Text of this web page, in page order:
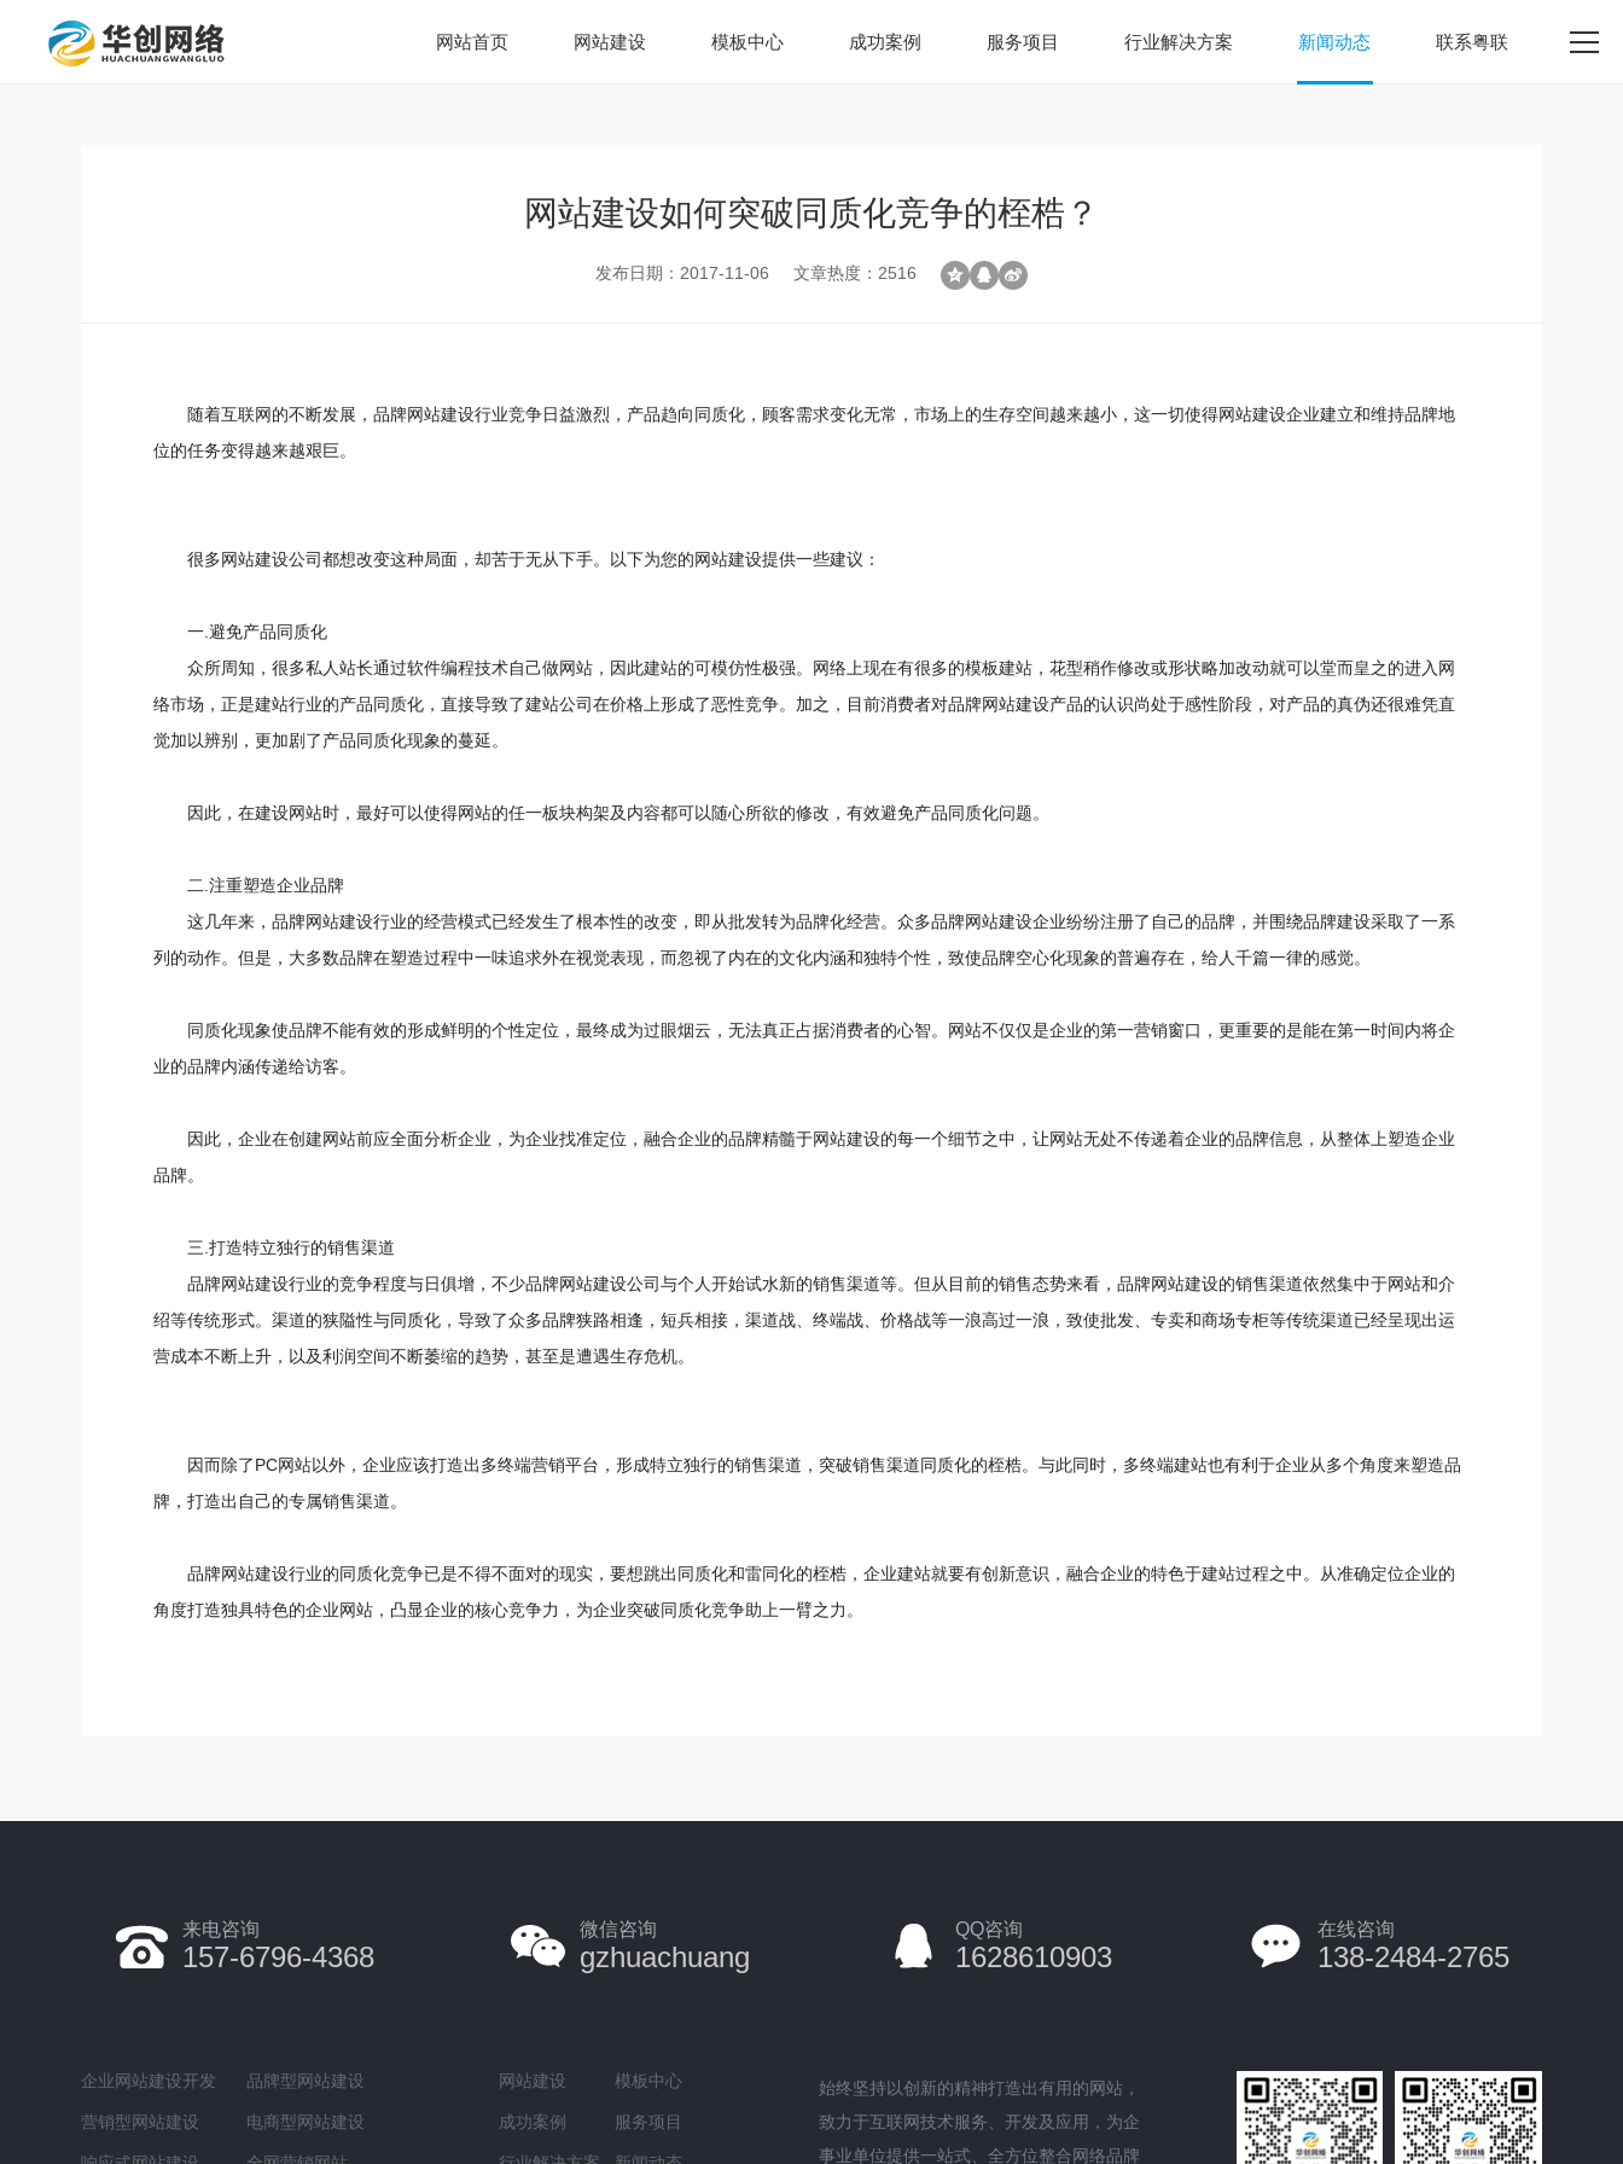
网站首页 网站建设 模板中心 成功案例 服务项目 行业解决方案 新闻动态 联系粤联
网站建设如何突破同质化竞争的桎梏？
发布日期：2017-11-06 文章热度：2516
随着互联网的不断发展，品牌网站建设行业竞争日益激烈，产品趋向同质化，顾客需求变化无常，市场上的生存空间越来越小，这一切使得网站建设企业建立和维持品牌地
位的任务变得越来越艰巨。
很多网站建设公司都想改变这种局面，却苦于无从下手。以下为您的网站建设提供一些建议：
一.避免产品同质化
众所周知，很多私人站长通过软件编程技术自己做网站，因此建站的可模仿性极强。网络上现在有很多的模板建站，花型稍作修改或形状略加改动就可以堂而皇之的进入网
络市场，正是建站行业的产品同质化，直接导致了建站公司在价格上形成了恶性竞争。加之，目前消费者对品牌网站建设产品的认识尚处于感性阶段，对产品的真伪还很难凭直
觉加以辨别，更加剧了产品同质化现象的蔓延。
因此，在建设网站时，最好可以使得网站的任一板块构架及内容都可以随心所欲的修改，有效避免产品同质化问题。
二.注重塑造企业品牌
这几年来，品牌网站建设行业的经营模式已经发生了根本性的改变，即从批发转为品牌化经营。众多品牌网站建设企业纷纷注册了自己的品牌，并围绕品牌建设采取了一系
列的动作。但是，大多数品牌在塑造过程中一味追求外在视觉表现，而忽视了内在的文化内涵和独特个性，致使品牌空心化现象的普遍存在，给人千篇一律的感觉。
同质化现象使品牌不能有效的形成鲜明的个性定位，最终成为过眼烟云，无法真正占据消费者的心智。网站不仅仅是企业的第一营销窗口，更重要的是能在第一时间内将企
业的品牌内涵传递给访客。
因此，企业在创建网站前应全面分析企业，为企业找准定位，融合企业的品牌精髓于网站建设的每一个细节之中，让网站无处不传递着企业的品牌信息，从整体上塑造企业
品牌。
三.打造特立独行的销售渠道
品牌网站建设行业的竞争程度与日俱增，不少品牌网站建设公司与个人开始试水新的销售渠道等。但从目前的销售态势来看，品牌网站建设的销售渠道依然集中于网站和介
绍等传统形式。渠道的狭隘性与同质化，导致了众多品牌狭路相逢，短兵相接，渠道战、终端战、价格战等一浪高过一浪，致使批发、专卖和商场专柜等传统渠道已经呈现出运
营成本不断上升，以及利润空间不断萎缩的趋势，甚至是遭遇生存危机。
因而除了PC网站以外，企业应该打造出多终端营销平台，形成特立独行的销售渠道，突破销售渠道同质化的桎梏。与此同时，多终端建站也有利于企业从多个角度来塑造品
牌，打造出自己的专属销售渠道。
品牌网站建设行业的同质化竞争已是不得不面对的现实，要想跳出同质化和雷同化的桎梏，企业建站就要有创新意识，融合企业的特色于建站过程之中。从准确定位企业的
角度打造独具特色的企业网站，凸显企业的核心竞争力，为企业突破同质化竞争助上一臂之力。
来电咨询
157-6796-4368
微信咨询
gzhuachuang
QQ咨询
1628610903
在线咨询
138-2484-2765
企业网站建设开发 品牌型网站建设
营销型网站建设 电商型网站建设
网站建设 模板中心
成功案例 服务项目
始终坚持以创新的精神打造出有用的网站，
致力于互联网技术服务、开发及应用，为企
事业单位提供一站式、全方位整合网络品牌